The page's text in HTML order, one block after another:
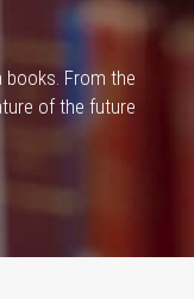
books. From the
of the future